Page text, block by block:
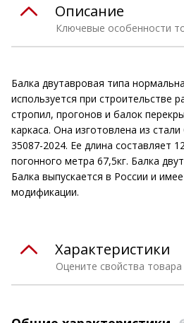
Ключевые особенности
Описание
Балка двутавровая типа
используется при строительстве
стропил, прогонов и балок
каркаса. Она изготовлена из
35087-2024. Ее длина составляет
погонного метра 67,5кг. Балка
Балка выпускается в России и
модификации.
Оцените свойства товара
Характеристики